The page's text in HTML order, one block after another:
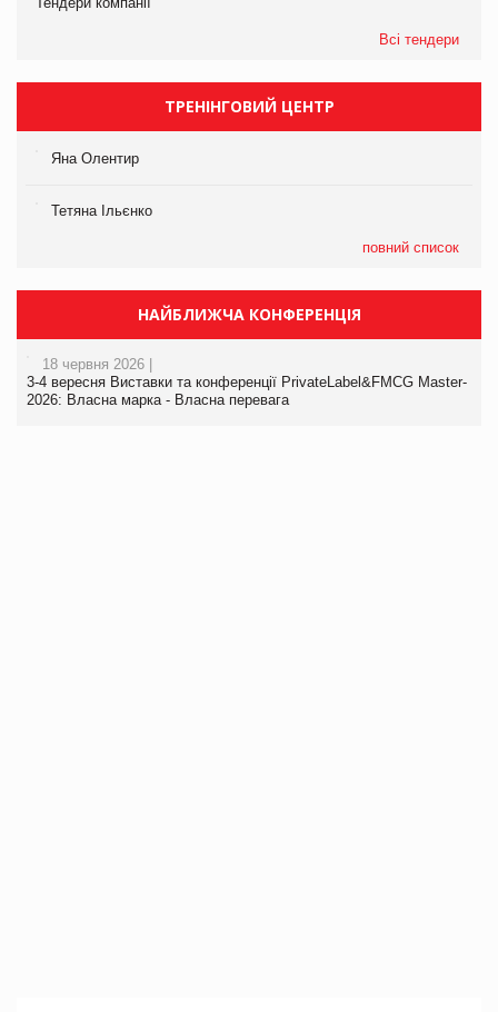
Всі тендери
ТРЕНІНГОВИЙ ЦЕНТР
Яна Олентир
Тетяна Ільєнко
повний список
НАЙБЛИЖЧА КОНФЕРЕНЦІЯ
18 червня 2026 |
3-4 вересня Виставки та конференції PrivateLabel&FMCG Master-
2026: Власна марка - Власна перевага